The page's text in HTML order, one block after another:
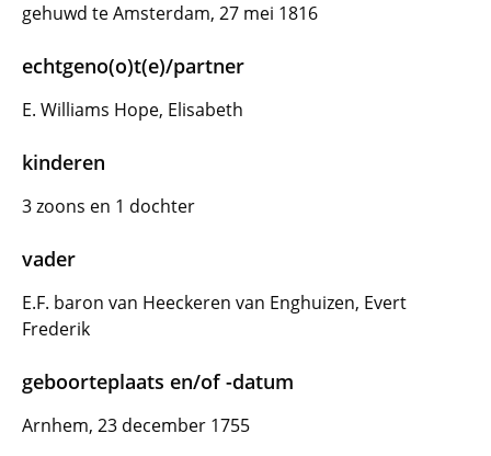
gehuwd te Amsterdam, 27 mei 1816
echtgeno(o)t(e)/partner
E. Williams Hope, Elisabeth
kinderen
3 zoons en 1 dochter
vader
E.F. baron van Heeckeren van Enghuizen, Evert
Frederik
geboorteplaats en/of -datum
Arnhem, 23 december 1755